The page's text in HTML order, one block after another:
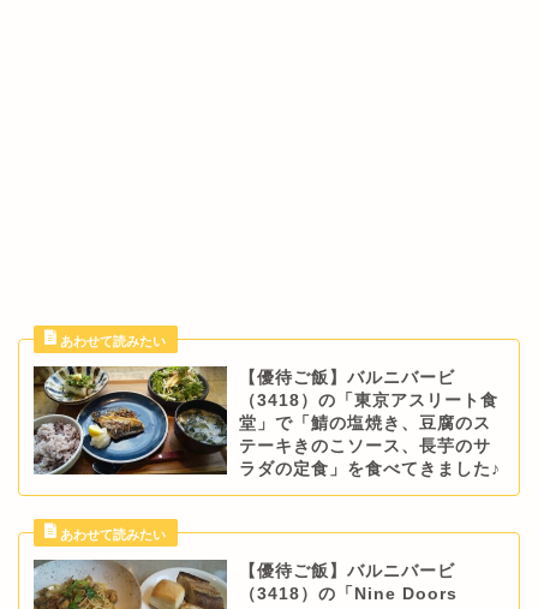
【優待ご飯】バルニバービ
（3418）の「東京アスリート食
堂」で「鯖の塩焼き、豆腐のス
テーキきのこソース、長芋のサ
ラダの定食」を食べてきました♪
【優待ご飯】バルニバービ
（3418）の「Nine Doors